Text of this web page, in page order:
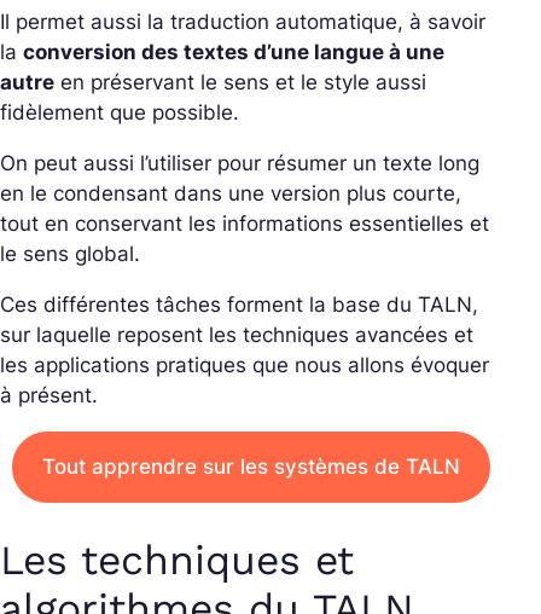
Il permet aussi la traduction automatique, à savoir
la conversion des textes d’une langue à une
autre en préservant le sens et le style aussi
fidèlement que possible.
On peut aussi l’utiliser pour résumer un texte long
en le condensant dans une version plus courte,
tout en conservant les informations essentielles et
le sens global.
Ces différentes tâches forment la base du TALN,
sur laquelle reposent les techniques avancées et
les applications pratiques que nous allons évoquer
à présent.
Tout apprendre sur les systèmes de TALN
Les techniques et